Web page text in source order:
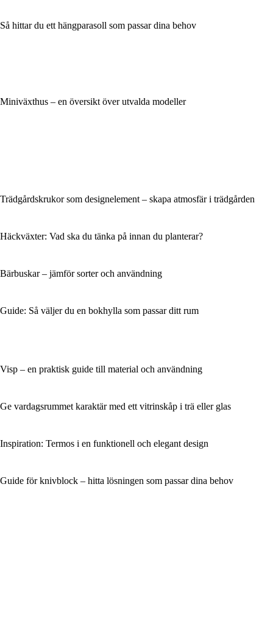
Så hittar du ett hängparasoll som passar dina behov
Miniväxthus – en översikt över utvalda modeller
Trädgårdskrukor som designelement – skapa atmosfär i trädgården
Häckväxter: Vad ska du tänka på innan du planterar?
Bärbuskar – jämför sorter och användning
Guide: Så väljer du en bokhylla som passar ditt rum
Visp – en praktisk guide till material och användning
Ge vardagsrummet karaktär med ett vitrinskåp i trä eller glas
Inspiration: Termos i en funktionell och elegant design
Guide för knivblock – hitta lösningen som passar dina behov